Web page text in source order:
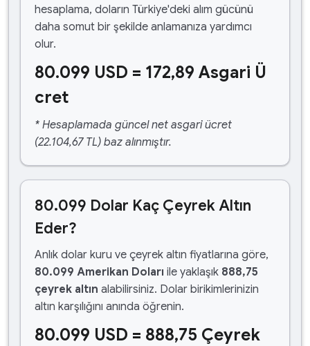
hesaplama, doların Türkiye'deki alım gücünü
daha somut bir şekilde anlamanıza yardımcı
olur.
80.099 USD = 172,89 Asgari Ü
cret
* Hesaplamada güncel net asgari ücret
(22.104,67 TL) baz alınmıştır.
80.099 Dolar Kaç Çeyrek Altın
Eder?
Anlık dolar kuru ve çeyrek altın fiyatlarına göre,
80.099 Amerikan Doları ile yaklaşık 888,75
çeyrek altın alabilirsiniz. Dolar birikimlerinizin
altın karşılığını anında öğrenin.
80.099 USD = 888,75 Çeyrek